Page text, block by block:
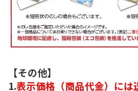
【その他】
1.表示価格（商品代金）には